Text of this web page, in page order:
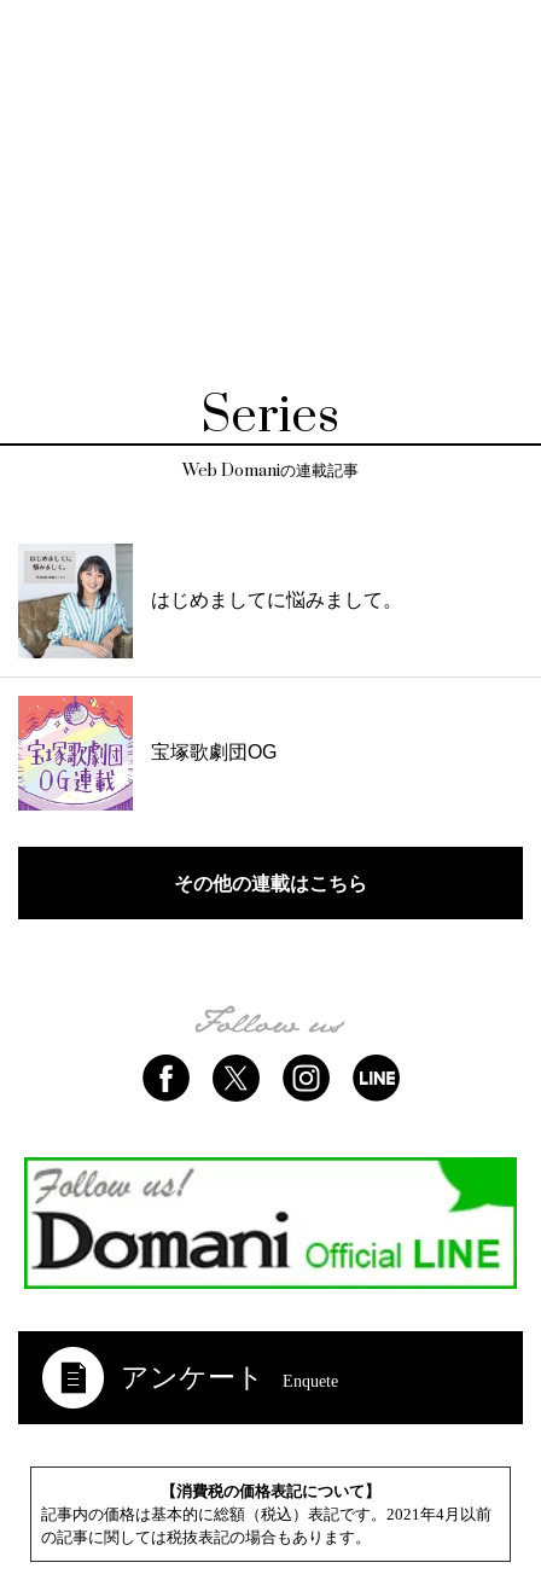
Series
Web Domaniの連載記事
はじめましてに悩みまして。
宝塚歌劇団OG
その他の連載はこちら
アンケート Enquete
【消費税の価格表記について】
記事内の価格は基本的に総額（税込）表記です。2021年4月以前
の記事に関しては税抜表記の場合もあります。